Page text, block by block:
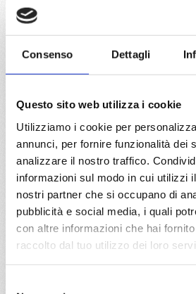
Consenso Dettagli
Questo sito web utilizza i cookie
Utilizziamo i cookie per
annunci, per fornire funzionalità dei
analizzare il nostro traffico.
informazioni sul modo in cui utilizzi
nostri partner che si occupano di
pubblicità e social media, i quali
con altre informazioni che hai
raccolto dal tuo utilizzo dei loro
a partire da
€ 167
DETTAGLI
Mediterraneo5 giorni
daSmirnecon
Smirne, Istanbul, Corfu, Bari